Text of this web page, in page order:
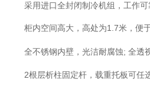
采用进口全封闭制冷机组，工作
柜内空间高大，高处为1.7米，便
全不锈钢内壁，光洁耐腐蚀;全透
2根层析柱固定杆，载重托板可任